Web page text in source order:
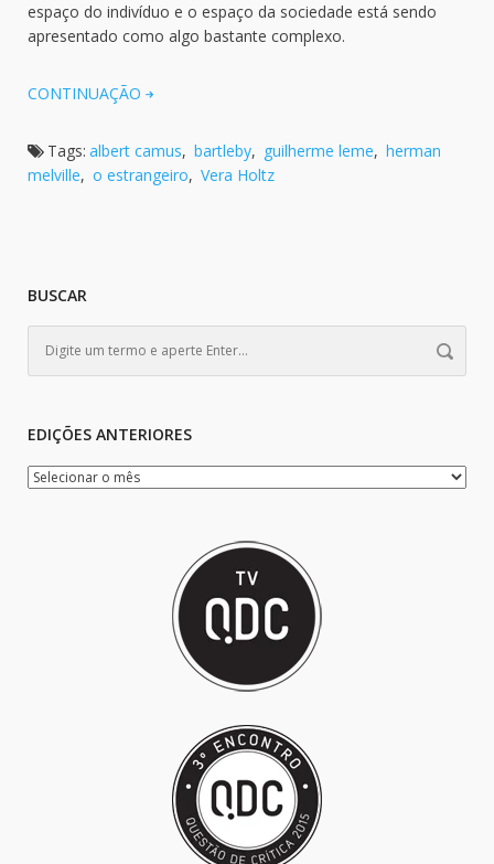
espaço do indivíduo e o espaço da sociedade está sendo
apresentado como algo bastante complexo.
CONTINUAÇÃO
Tags: albert camus, bartleby, guilherme leme, herman
melville, o estrangeiro, Vera Holtz
BUSCAR
EDIÇÕES ANTERIORES